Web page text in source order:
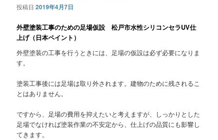
投稿日2019年4月7日
外壁塗装工事のための足場仮設 松戸市水性シリコンセラUV仕
上げ（日本ペイント）
外壁塗装の工事を行うときには、足場の仮設は必ず必要になりま
す。
塗装工事後には足場は取り外されます。建物のために残されるこ
とはありません。
ですから、足場の費用を抑えたいと考えますが、しっかりとした
足場でなければ塗装作業の不安定から、仕上げの品質にも影響し
てきます。